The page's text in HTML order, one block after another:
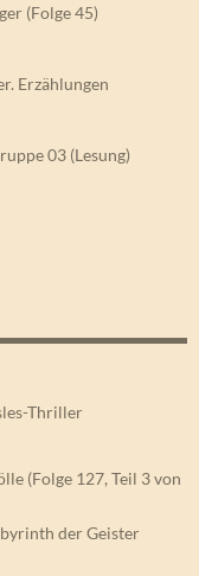
(Folge 45)
Erzählungen
03 (Lesung)
Thriller
(Folge 127, Teil 3 von
der Geister